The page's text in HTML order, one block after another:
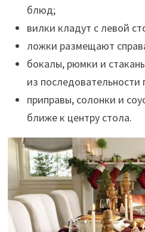
блюд;
вилки кладут с левой
ложки размещают
бокалы, рюмки и
из последовательности
приправы, солонки и
ближе к центру стола.